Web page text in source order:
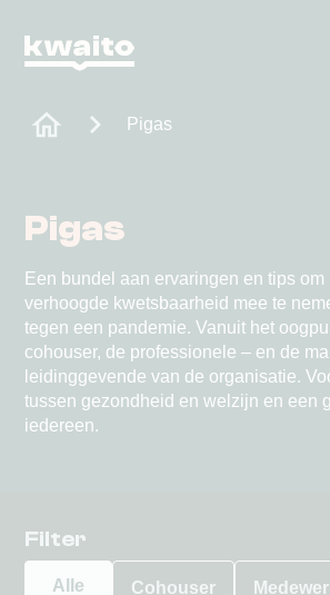
Pigas
Pigas
Een bundel aan ervaringen en tips om
verhoogde kwetsbaarheid mee te
tegen een pandemie. Vanuit het
cohouser, de professionele – en de
leidinggevende van de organisatie.
tussen gezondheid en welzijn en een
iedereen.
Filter
Alle Cohouser